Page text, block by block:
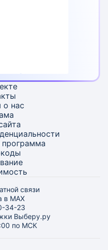
о нас
программа
связи
в MAX
34-23
Выберу.ру
по МСК